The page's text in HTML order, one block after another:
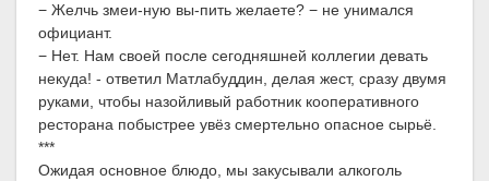
− Желчь змеи-ную вы-пить желаете? − не унимался
официант.
− Нет. Нам своей после сегодняшней коллегии девать
некуда! - ответил Матлабуддин, делая жест, сразу двумя
руками, чтобы назойливый работник кооперативного
ресторана побыстрее увёз смертельно опасное сырьё.
***
Ожидая основное блюдо, мы закусывали алкоголь